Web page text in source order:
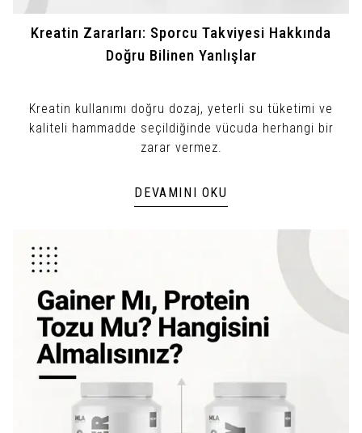
Kreatin Zararları: Sporcu Takviyesi Hakkında
Doğru Bilinen Yanlışlar
Kreatin kullanımı doğru dozaj, yeterli su tüketimi ve
kaliteli hammadde seçildiğinde vücuda herhangi bir
zarar vermez.
DEVAMINI OKU